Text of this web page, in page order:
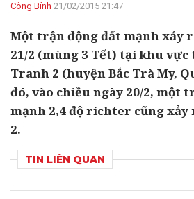
Công Bính 21/02/2015 21:47
Một trận động đất mạnh xảy
21/2 (mùng 3 Tết) tại khu vực
Tranh 2 (huyện Bắc Trà My,
đó, vào chiều ngày 20/2, một
mạnh 2,4 độ richter cũng xảy
2.
TIN LIÊN QUAN